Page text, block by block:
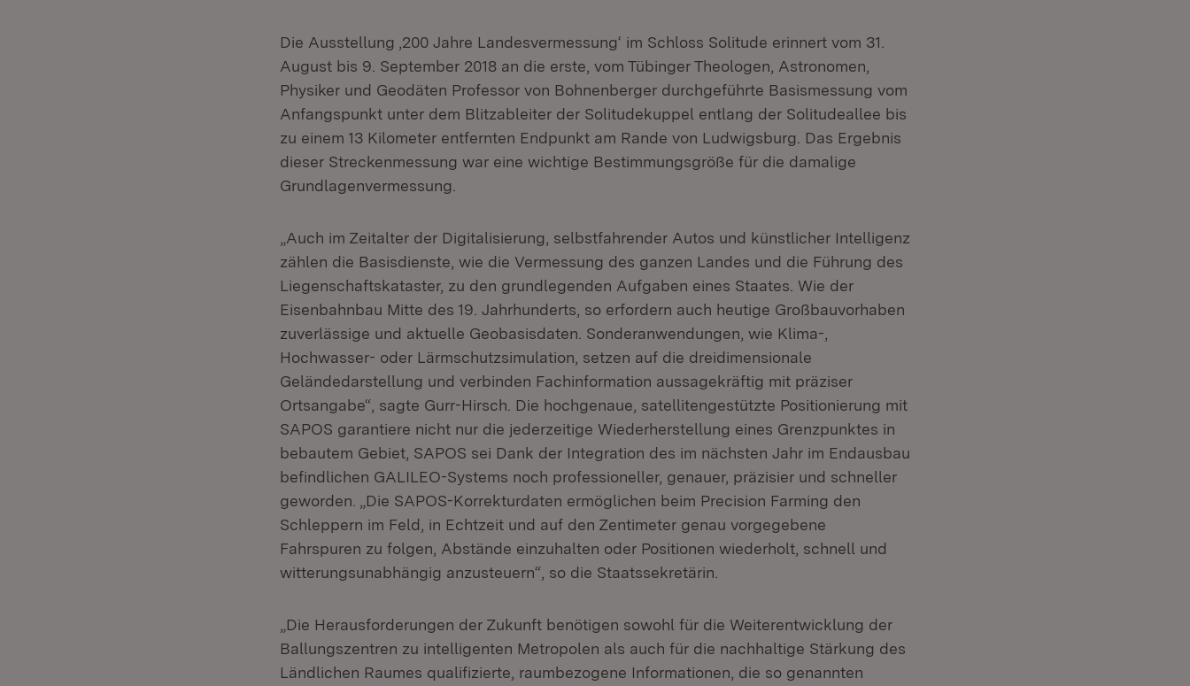
Die Ausstellung ‚200 Jahre Landesvermessung‘ im Schloss Solitude erinnert vom 31.
August bis 9. September 2018 an die erste, vom Tübinger Theologen, Astronomen,
Physiker und Geodäten Professor von Bohnenberger durchgeführte Basismessung vom
Anfangspunkt unter dem Blitzableiter der Solitudekuppel entlang der Solitudeallee bis
zu einem 13 Kilometer entfernten Endpunkt am Rande von Ludwigsburg. Das Ergebnis
dieser Streckenmessung war eine wichtige Bestimmungsgröße für die damalige
Grundlagenvermessung.
„Auch im Zeitalter der Digitalisierung, selbstfahrender Autos und künstlicher Intelligenz
zählen die Basisdienste, wie die Vermessung des ganzen Landes und die Führung des
Liegenschaftskataster, zu den grundlegenden Aufgaben eines Staates. Wie der
Eisenbahnbau Mitte des 19. Jahrhunderts, so erfordern auch heutige Großbauvorhaben
zuverlässige und aktuelle Geobasisdaten. Sonderanwendungen, wie Klima-,
Hochwasser- oder Lärmschutzsimulation, setzen auf die dreidimensionale
Geländedarstellung und verbinden Fachinformation aussagekräftig mit präziser
Ortsangabe“, sagte Gurr-Hirsch. Die hochgenaue, satellitengestützte Positionierung mit
SAPOS garantiere nicht nur die jederzeitige Wiederherstellung eines Grenzpunktes in
bebautem Gebiet, SAPOS sei Dank der Integration des im nächsten Jahr im Endausbau
befindlichen GALILEO-Systems noch professioneller, genauer, präzisier und schneller
geworden. „Die SAPOS-Korrekturdaten ermöglichen beim Precision Farming den
Schleppern im Feld, in Echtzeit und auf den Zentimeter genau vorgegebene
Fahrspuren zu folgen, Abstände einzuhalten oder Positionen wiederholt, schnell und
witterungsunabhängig anzusteuern“, so die Staatssekretärin.
„Die Herausforderungen der Zukunft benötigen sowohl für die Weiterentwicklung der
Ballungszentren zu intelligenten Metropolen als auch für die nachhaltige Stärkung des
Ländlichen Raumes qualifizierte, raumbezogene Informationen, die so genannten